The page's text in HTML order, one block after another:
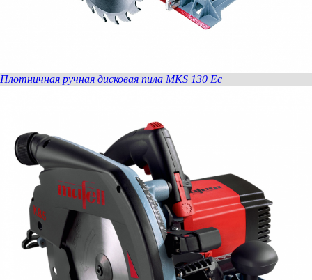
Плотничная ручная дисковая пила MKS 130 Ec